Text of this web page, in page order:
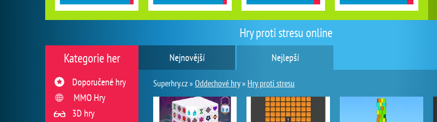
Hry proti stresu online
Nejnovější Nejlepší
Superhry.cz »Oddechové hry» Hry proti stresu
Kategorie her
Doporučené hry
MMO Hry
3D hry